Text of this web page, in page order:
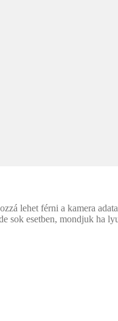
lehet férni a kamera
sok esetben, mondjuk ha